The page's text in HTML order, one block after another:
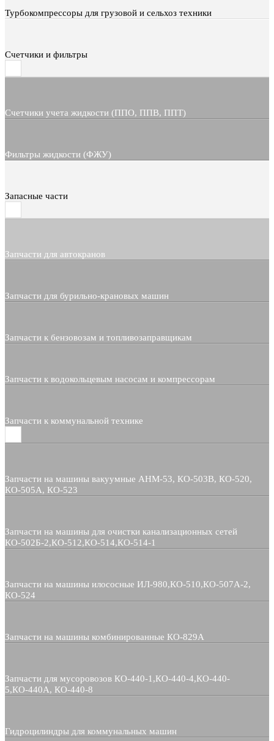
Турбокомпрессоры для грузовой и сельхоз техники
Счетчики и фильтры
Счетчики учета жидкости (ППО, ППВ, ППТ)
Фильтры жидкости (ФЖУ)
Запасные части
Запчасти для автокранов
Запчасти для бурильно-крановых машин
Запчасти к бензовозам и топливозаправщикам
Запчасти к водокольцевым насосам и компрессорам
Запчасти к коммунальной технике
Запчасти на машины вакуумные АНМ-53, КО-503В, КО-520,
КО-505А, КО-523
Запчасти на машины для очистки канализационных сетей
КО-502Б-2,КО-512,КО-514,КО-514-1
Запчасти на машины илососные ИЛ-980,КО-510,КО-507А-2,
КО-524
Запчасти на машины комбинированные КО-829А
Запчасти для мусоровозов КО-440-1,КО-440-4,КО-440-
5,КО-440А, КО-440-8
Гидроцилиндры для коммунальных машин